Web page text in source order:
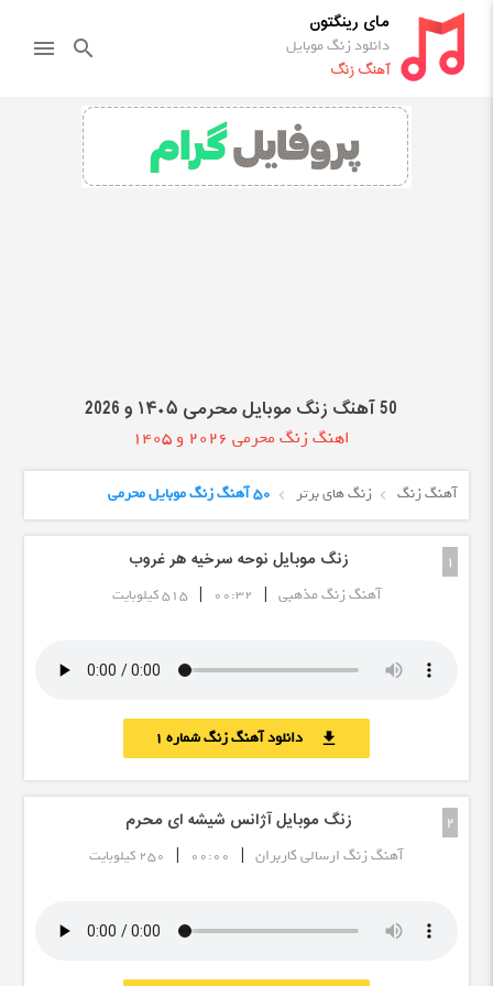
مای رینگتون
دانلود زنگ موبایل
آهنگ زنگ
search
menu
50 آهنگ زنگ موبایل محرمی ۱۴۰۵ و 2026
اهنگ زنگ محرمی 2026 و 1405
آهنگ زنگ زنگ های برتر 50 آهنگ زنگ موبایل محرمی
1 زنگ موبایل نوحه سرخیه هر غروب
آهنگ زنگ مذهبی |
00:32
| 515 کیلوبایت
download دانلود آهنگ زنگ شماره 1
2 زنگ موبایل آژانس شیشه ای محرم
آهنگ زنگ ارسالی کاربران |
00:00
| 250 کیلوبایت